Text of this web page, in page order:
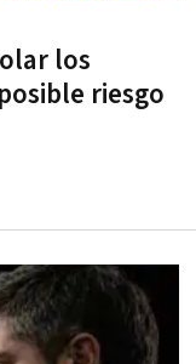
los
riesgo